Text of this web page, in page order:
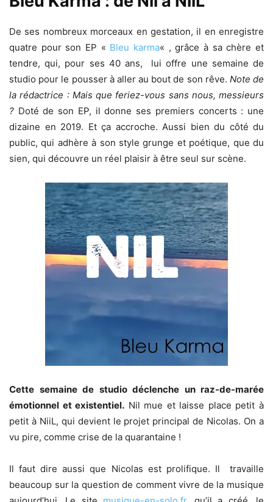
De ses nombreux morceaux en gestation, il en enregistre
quatre pour son EP « Bleu karma« , grâce à sa chère et
tendre, qui, pour ses 40 ans, lui offre une semaine de
studio pour le pousser à aller au bout de son rêve. Note de
la rédactrice : Mais que feriez-vous sans nous, messieurs
? Doté de son EP, il donne ses premiers concerts : une
dizaine en 2019. Et ça accroche. Aussi bien du côté du
public, qui adhère à son style grunge et poétique, que du
sien, qui découvre un réel plaisir à être seul sur scène.
Cette semaine de studio déclenche un raz-de-marée
émotionnel et existentiel. Nil mue et laisse place petit à
petit à NiiL, qui devient le projet principal de Nicolas. On a
vu pire, comme crise de la quarantaine !
Il faut dire aussi que Nicolas est prolifique. Il travaille
beaucoup sur la question de comment vivre de la musique